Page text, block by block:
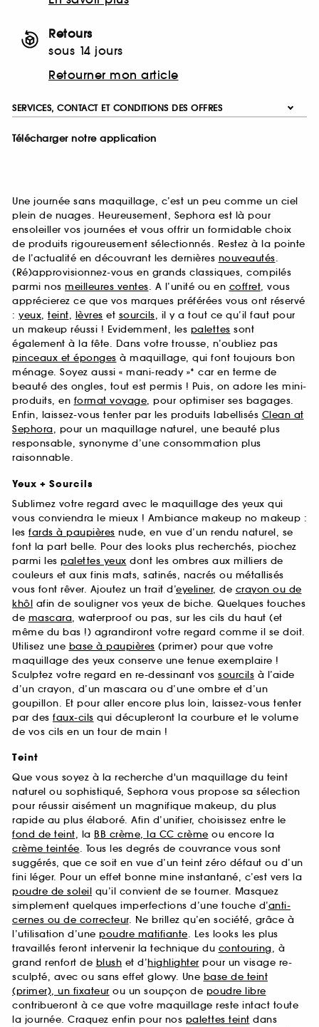
Retours
sous 14 jours
Retourner mon article
SERVICES, CONTACT ET CONDITIONS DES OFFRES
Télécharger notre application
Une journée sans maquillage, c’est un peu comme un ciel
plein de nuages. Heureusement, Sephora est là pour
ensoleiller vos journées et vous offrir un formidable choix
de produits rigoureusement sélectionnés. Restez à la pointe
de l’actualité en découvrant les dernières nouveautés.
(Ré)approvisionnez-vous en grands classiques, compilés
parmi nos meilleures ventes. A l’unité ou en coffret, vous
apprécierez ce que vos marques préférées vous ont réservé
: yeux, teint, lèvres et sourcils, il y a tout ce qu’il faut pour
un makeup réussi ! Evidemment, les palettes sont
également à la fête. Dans votre trousse, n’oubliez pas
pinceaux et éponges à maquillage, qui font toujours bon
ménage. Soyez aussi « mani-ready »* car en terme de
beauté des ongles, tout est permis ! Puis, on adore les mini-
produits, en format voyage, pour optimiser ses bagages.
Enfin, laissez-vous tenter par les produits labellisés Clean at
Sephora, pour un maquillage naturel, une beauté plus
responsable, synonyme d’une consommation plus
raisonnable.
Yeux + Sourcils
Sublimez votre regard avec le maquillage des yeux qui
vous conviendra le mieux ! Ambiance makeup no makeup :
les fards à paupières nude, en vue d’un rendu naturel, se
font la part belle. Pour des looks plus recherchés, piochez
parmi les palettes yeux dont les ombres aux milliers de
couleurs et aux finis mats, satinés, nacrés ou métallisés
vous font rêver. Ajoutez un trait d’eyeliner, de crayon ou de
khôl afin de souligner vos yeux de biche. Quelques touches
de mascara, waterproof ou pas, sur les cils du haut (et
même du bas !) agrandiront votre regard comme il se doit.
Utilisez une base à paupières (primer) pour que votre
maquillage des yeux conserve une tenue exemplaire !
Sculptez votre regard en re-dessinant vos sourcils à l’aide
d’un crayon, d’un mascara ou d’une ombre et d’un
goupillon. Et pour aller encore plus loin, laissez-vous tenter
par des faux-cils qui décupleront la courbure et le volume
de vos cils en un tour de main !
Teint
Que vous soyez à la recherche d'un maquillage du teint
naturel ou sophistiqué, Sephora vous propose sa sélection
pour réussir aisément un magnifique makeup, du plus
rapide au plus élaboré. Afin d’unifier, choisissez entre le
fond de teint, la BB crème, la CC crème ou encore la
crème teintée. Tous les degrés de couvrance vous sont
suggérés, que ce soit en vue d’un teint zéro défaut ou d’un
fini léger. Pour un effet bonne mine instantané, c’est vers la
poudre de soleil qu’il convient de se tourner. Masquez
simplement quelques imperfections d’une touche d’anti-
cernes ou de correcteur. Ne brillez qu’en société, grâce à
l’utilisation d’une poudre matifiante. Les looks les plus
travaillés feront intervenir la technique du contouring, à
grand renfort de blush et d’highlighter pour un visage re-
sculpté, avec ou sans effet glowy. Une base de teint
(primer), un fixateur ou un soupçon de poudre libre
contribueront à ce que votre maquillage reste intact toute
la journée. Craquez enfin pour nos palettes teint dans